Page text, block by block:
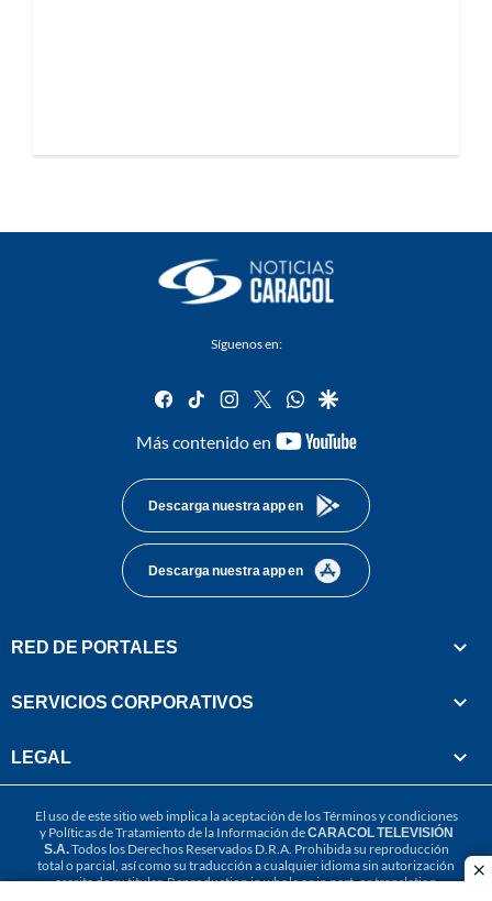
Síguenos en:
facebook
tiktok instagram
twitterwhatsapp
google
Más contenido en
youtube-
Descarga nuestra app en
Descarga nuestra app en
RED DE PORTALES
SERVICIOS CORPORATIVOS
LEGAL
El uso de este sitio web implica la aceptación de losTérminos y condiciones
y Políticas de Tratamiento de la Información deCARACOL TELEVISIÓN
S.A.Todos los Derechos Reservados D.R.A. Prohibida su reproducción
total o parcial, así como su traducción a cualquier idioma sin autorización
escrita de su titular. Reproduction in whole or in part, or translation